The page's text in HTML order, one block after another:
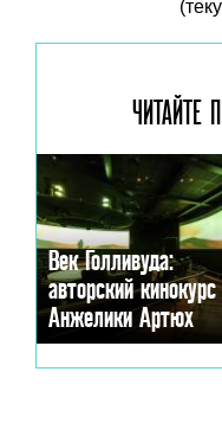
ЧИТАЙТЕ
Век Голливуда:
авторский кинокурс
Анжелики Артюх